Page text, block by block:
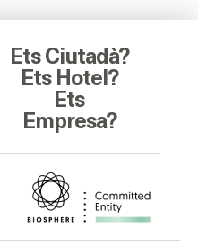
Ets Ciutadà?
Ets Hotel?
Ets
Empresa?